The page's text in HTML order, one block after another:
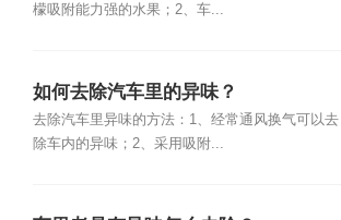
檬吸附能力强的水果；2、车...
如何去除汽车里的异味？
去除汽车里异味的方法：1、经常通风换气可以去
除车内的异味；2、采用吸附...